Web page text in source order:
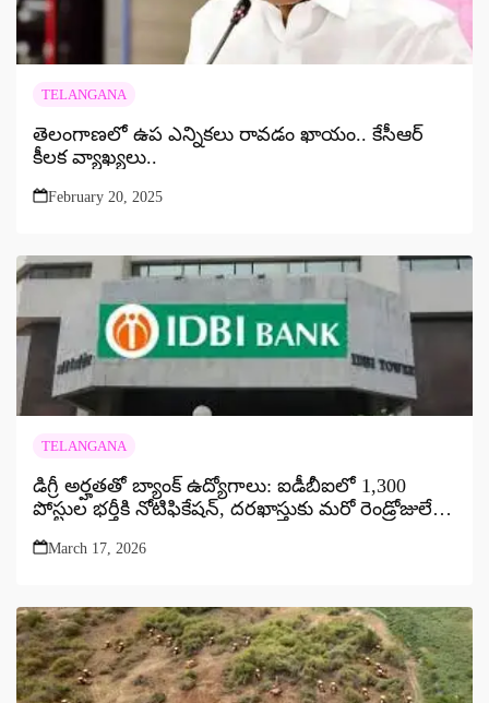
TELANGANA
తెలంగాణలో ఉప ఎన్నికలు రావడం ఖాయం.. కేసీఆర్
కీలక వ్యాఖ్యలు..
February 20, 2025
TELANGANA
డిగ్రీ అర్హతతో బ్యాంక్ ఉద్యోగాలు: ఐడీబీఐలో 1,300
పోస్టుల భర్తీకి నోటిఫికేషన్, దరఖాస్తుకు మరో రెండ్రోజులే
March 17, 2026